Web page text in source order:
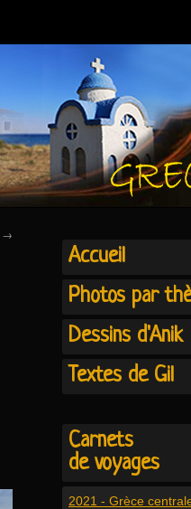
→
Accueil
Photos par
Dessins d'Anik
Textes de Gil
Carnets
de voyages
2021 - Grèce